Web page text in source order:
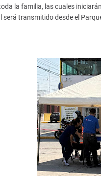
la familia, las cuales
será transmitido desde el